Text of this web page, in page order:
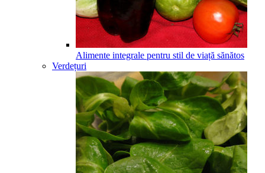
Alimente integrale pentru stil de viață sănătos
Verdețuri